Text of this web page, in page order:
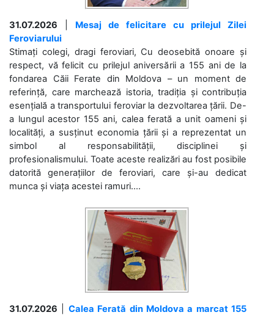
31.07.2026
Mesaj de felicitare cu prilejul Zilei
Feroviarului
Stimați colegi, dragi feroviari, Cu deosebită onoare și
respect, vă felicit cu prilejul aniversării a 155 ani de la
fondarea Căii Ferate din Moldova – un moment de
referință, care marchează istoria, tradiția și contribuția
esențială a transportului feroviar la dezvoltarea țării. De-
a lungul acestor 155 ani, calea ferată a unit oameni și
localități, a susținut economia țării și a reprezentat un
simbol al responsabilității, disciplinei și
profesionalismului. Toate aceste realizări au fost posibile
datorită generațiilor de feroviari, care și-au dedicat
munca și viața acestei ramuri....
31.07.2026
Calea Ferată din Moldova a marcat 155